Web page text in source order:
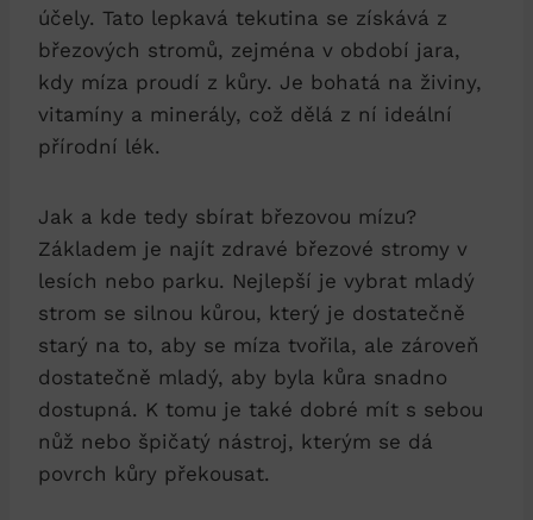
účely. Tato lepkavá tekutina se získává z
březových stromů, zejména v období jara,
kdy míza proudí z kůry. Je bohatá na živiny,
vitamíny a minerály, což dělá z ní ideální
přírodní lék.
Jak a kde tedy sbírat březovou mízu?
Základem je najít zdravé březové stromy v
lesích nebo parku. Nejlepší je vybrat mladý
strom se silnou kůrou, který je dostatečně
starý na to, aby se míza tvořila, ale zároveň
dostatečně mladý, aby byla kůra snadno
dostupná. K tomu je také dobré mít s sebou
nůž nebo špičatý nástroj, kterým se dá
povrch kůry překousat.